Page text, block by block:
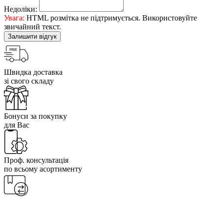
Недоліки:
Увага: HTML розмітка не підтримується. Використовуйте
звичайний текст.
Залишити відгук
Швидка доставка
зі свого складу
Бонуси за покупку
для Вас
Проф. консультація
по всьому асортименту